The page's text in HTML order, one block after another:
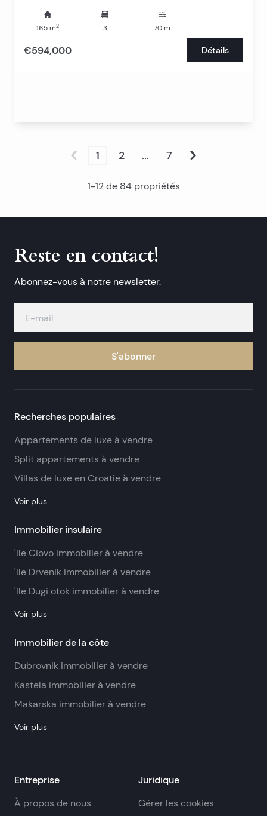
165 m2 3 70 m
€594,000 Détails
1 2 ... 7
1-12 de 84 propriétés
Reste en contact!
Abonnez-vous à notre newsletter.
S'abonner
Recherches populaires
Appartements de luxe à vendre
Split appartements à vendre
Villas de luxe en Croatie à vendre
Voir plus
Immobilier insulaire
'Ile Ciovo immobilier à vendre
'Ile Drvenik immobilier à vendre
'Ile Dugi otok immobilier à vendre
Voir plus
Immobilier de la côte
Dubrovnik immobilier à vendre
Kastela immobilier à vendre
Makarska immobilier à vendre
Voir plus
Entreprise
À propos de nous
Juridique
Gérer les cookies